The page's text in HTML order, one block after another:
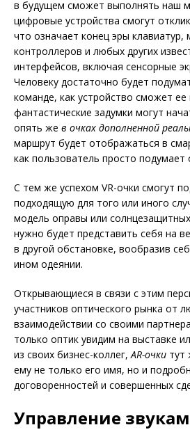
в будущем сможет выполнять наш
цифровые устройства смогут
что означает конец эры
контроллеров и любых других
интерфейсов, включая сенсорные
Человеку достаточно будет
команде, как устройство сможет
фантастические задумки могут
опять же в очках дополненной
маршрут будет отображаться в
как пользователь просто подумает
С тем же успехом VR-очки смогут
подходящую для того или иного
модель оправы или
нужно будет представить себя на
в другой обстановке, вообразив
ином одеянии.
Открывающиеся в связи с этим
участников оптического рынка от
взаимодействии со своими
только оптик увидим на выставке
из своих бизнес-коллег,AR-очки тут
ему не только его имя, но и
договоренностей и совершенных
Управление